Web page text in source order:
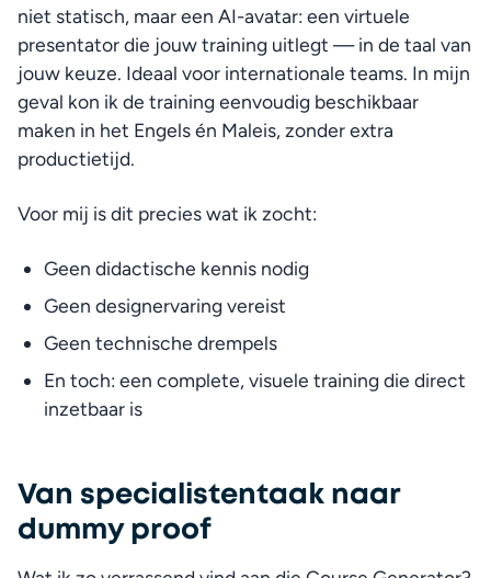
niet statisch, maar een AI-avatar: een virtuele
presentator die jouw training uitlegt — in de taal van
jouw keuze. Ideaal voor internationale teams. In mijn
geval kon ik de training eenvoudig beschikbaar
maken in het Engels én Maleis, zonder extra
productietijd.
Voor mij is dit precies wat ik zocht:
Geen didactische kennis nodig
Geen designervaring vereist
Geen technische drempels
En toch: een complete, visuele training die direct
inzetbaar is
Van specialistentaak naar
dummy proof